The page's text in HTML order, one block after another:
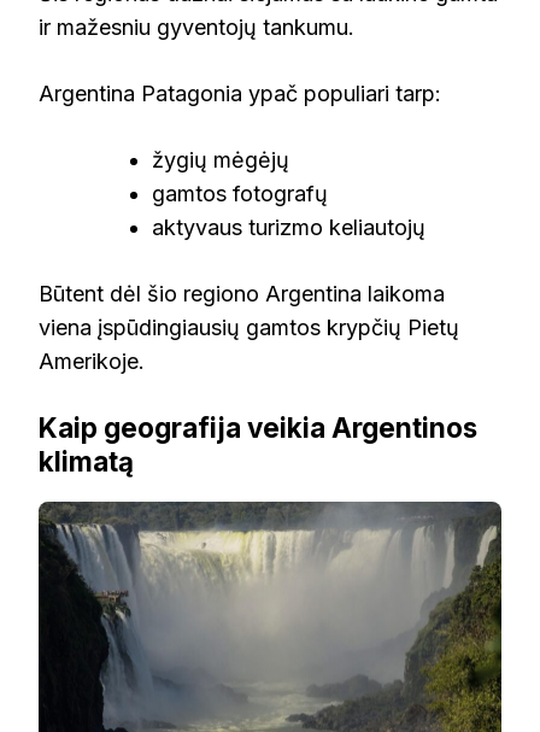
ir mažesniu gyventojų tankumu.
Argentina Patagonia ypač populiari tarp:
žygių mėgėjų
gamtos fotografų
aktyvaus turizmo keliautojų
Būtent dėl šio regiono Argentina laikoma
viena įspūdingiausių gamtos krypčių Pietų
Amerikoje.
Kaip geografija veikia Argentinos
klimatą